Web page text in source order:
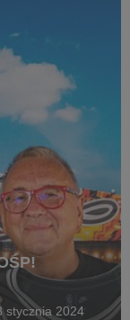
stycznia 2024